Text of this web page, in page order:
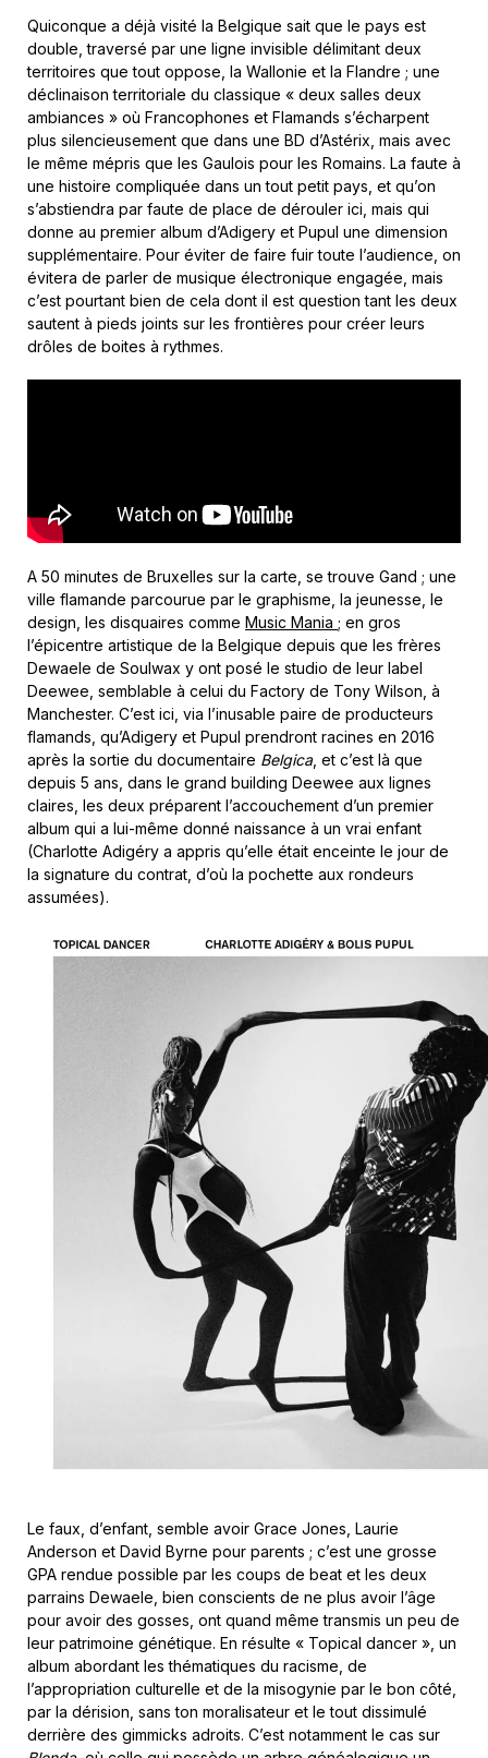
Quiconque a déjà visité la Belgique sait que le pays est
double, traversé par une ligne invisible délimitant deux
territoires que tout oppose, la Wallonie et la Flandre ; une
déclinaison territoriale du classique « deux salles deux
ambiances » où Francophones et Flamands s’écharpent
plus silencieusement que dans une BD d’Astérix, mais avec
le même mépris que les Gaulois pour les Romains. La faute à
une histoire compliquée dans un tout petit pays, et qu’on
s’abstiendra par faute de place de dérouler ici, mais qui
donne au premier album d’Adigery et Pupul une dimension
supplémentaire. Pour éviter de faire fuir toute l’audience, on
évitera de parler de musique électronique engagée, mais
c’est pourtant bien de cela dont il est question tant les deux
sautent à pieds joints sur les frontières pour créer leurs
drôles de boites à rythmes.
A 50 minutes de Bruxelles sur la carte, se trouve Gand ; une
ville flamande parcourue par le graphisme, la jeunesse, le
design, les disquaires comme Music Mania ; en gros
l’épicentre artistique de la Belgique depuis que les frères
Dewaele de Soulwax y ont posé le studio de leur label
Deewee, semblable à celui du Factory de Tony Wilson, à
Manchester. C’est ici, via l’inusable paire de producteurs
flamands, qu’Adigery et Pupul prendront racines en 2016
après la sortie du documentaire Belgica, et c’est là que
depuis 5 ans, dans le grand building Deewee aux lignes
claires, les deux préparent l’accouchement d’un premier
album qui a lui-même donné naissance à un vrai enfant
(Charlotte Adigéry a appris qu’elle était enceinte le jour de
la signature du contrat, d’où la pochette aux rondeurs
assumées).
Le faux, d’enfant, semble avoir Grace Jones, Laurie
Anderson et David Byrne pour parents ; c’est une grosse
GPA rendue possible par les coups de beat et les deux
parrains Dewaele, bien conscients de ne plus avoir l’âge
pour avoir des gosses, ont quand même transmis un peu de
leur patrimoine génétique. En résulte « Topical dancer », un
album abordant les thématiques du racisme, de
l’appropriation culturelle et de la misogynie par le bon côté,
par la dérision, sans ton moralisateur et le tout dissimulé
derrière des gimmicks adroits. C’est notamment le cas sur